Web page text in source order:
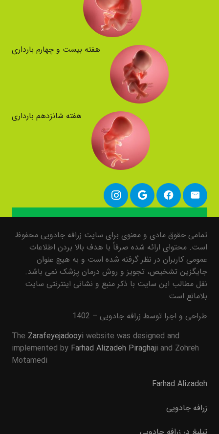
هفته بیست و چهارم بارداری
هفته شانزدهم بارداری
تمامی حقوق مادی و معنوی برای سایت زرافه جادویی محفوظ
است. محتوای ارائه شده صرفاً با هدف بالا بردن اطلاعات
عمومی کاربران در نظر گرفته شده است و به هیچ عنوان
جایگزین تشخیص، تجویز و روش درمان پزشک نمی باشد.
نقل مطالب این سایت با ذکر منبع و نشانی اینترنتی سایت
بلامانع است
طراحی و اجرا توسط زرافه جادویی – 1402
The Zarafeyejadooyi website was designed and
implemented by Farhad Alizadeh Piraghaji and Zohreh
Motamedi
Farhad Alizadeh
زرافه جادویی